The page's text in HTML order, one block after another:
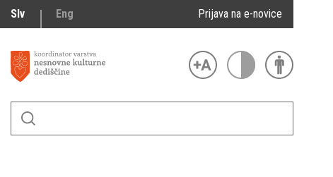
Slv Eng Prijava na e-novice